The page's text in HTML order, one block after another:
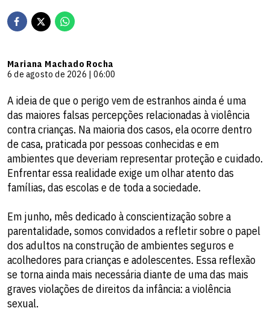
Mariana Machado Rocha
6 de agosto de 2026 | 06:00
A ideia de que o perigo vem de estranhos ainda é uma
das maiores falsas percepções relacionadas à violência
contra crianças. Na maioria dos casos, ela ocorre dentro
de casa, praticada por pessoas conhecidas e em
ambientes que deveriam representar proteção e cuidado.
Enfrentar essa realidade exige um olhar atento das
famílias, das escolas e de toda a sociedade.
Em junho, mês dedicado à conscientização sobre a
parentalidade, somos convidados a refletir sobre o papel
dos adultos na construção de ambientes seguros e
acolhedores para crianças e adolescentes. Essa reflexão
se torna ainda mais necessária diante de uma das mais
graves violações de direitos da infância: a violência
sexual.